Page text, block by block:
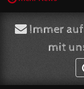
Immer
mit